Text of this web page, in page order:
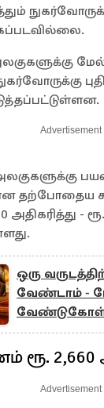
Advertisement
தற்போதைய
அதிகரித்து -
ஒரு
வேண்டாம் -
ரூ. 2,660
Advertisement